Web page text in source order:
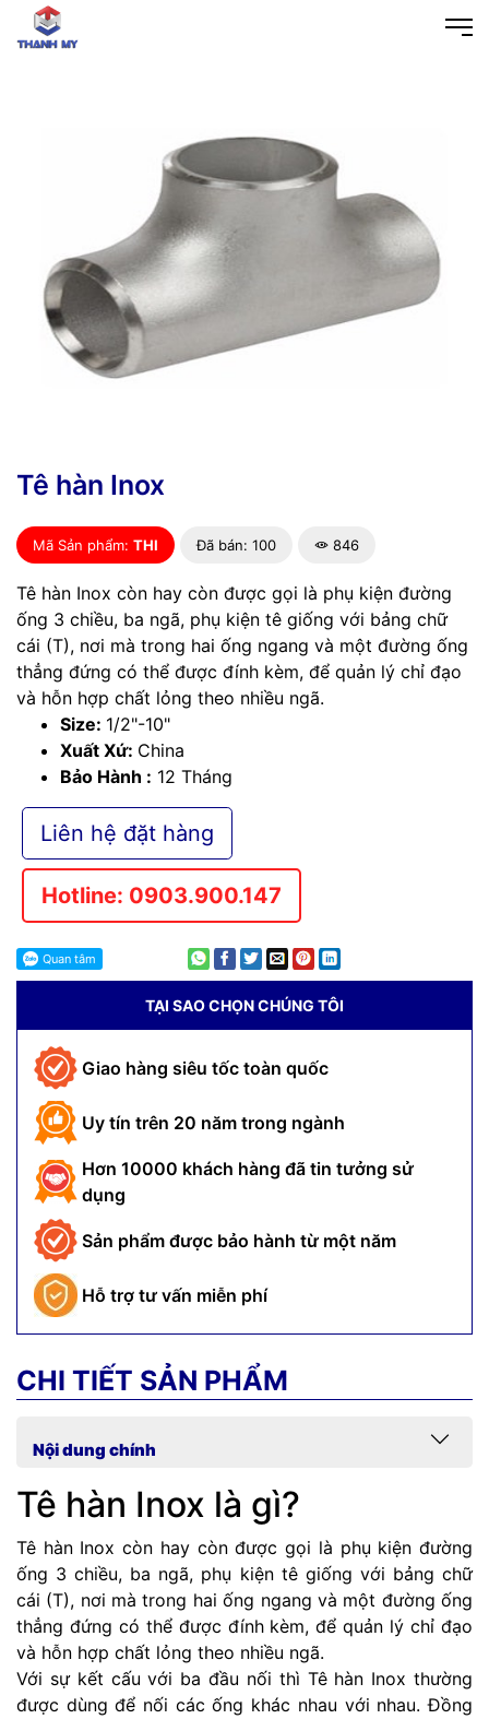
Tê hàn Inox
Mã Sản phẩm: THI Đã bán: 100 846
Tê hàn Inox còn hay còn được gọi là phụ kiện đường
ống 3 chiều, ba ngã, phụ kiện tê giống với bảng chữ
cái (T), nơi mà trong hai ống ngang và một đường ống
thẳng đứng có thể được đính kèm, để quản lý chỉ đạo
và hỗn hợp chất lỏng theo nhiều ngã.
Size: 1/2"-10"
Xuất Xứ: China
Bảo Hành : 12 Tháng
Liên hệ đặt hàng
Hotline: 0903.900.147
TẠI SAO CHỌN CHÚNG TÔI
Giao hàng siêu tốc toàn quốc
Uy tín trên 20 năm trong ngành
Hơn 10000 khách hàng đã tin tưởng sử
dụng
Sản phẩm được bảo hành từ một năm
Hỗ trợ tư vấn miễn phí
CHI TIẾT SẢN PHẨM
Nội dung chính
Tê hàn Inox là gì?
Tê hàn Inox còn hay còn được gọi là phụ kiện đường
ống 3 chiều, ba ngã, phụ kiện tê giống với bảng chữ
cái (T), nơi mà trong hai ống ngang và một đường ống
thẳng đứng có thể được đính kèm, để quản lý chỉ đạo
và hỗn hợp chất lỏng theo nhiều ngã.
Với sự kết cấu với ba đầu nối thì Tê hàn Inox thường
được dùng để nối các ống khác nhau với nhau. Đồng